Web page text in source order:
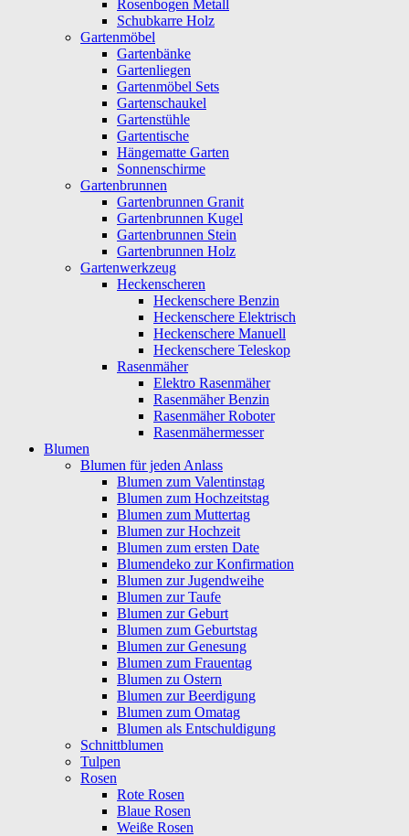
Rosenbogen Metall
Schubkarre Holz
Gartenmöbel
Gartenbänke
Gartenliegen
Gartenmöbel Sets
Gartenschaukel
Gartenstühle
Gartentische
Hängematte Garten
Sonnenschirme
Gartenbrunnen
Gartenbrunnen Granit
Gartenbrunnen Kugel
Gartenbrunnen Stein
Gartenbrunnen Holz
Gartenwerkzeug
Heckenscheren
Heckenschere Benzin
Heckenschere Elektrisch
Heckenschere Manuell
Heckenschere Teleskop
Rasenmäher
Elektro Rasenmäher
Rasenmäher Benzin
Rasenmäher Roboter
Rasenmähermesser
Blumen
Blumen für jeden Anlass
Blumen zum Valentinstag
Blumen zum Hochzeitstag
Blumen zum Muttertag
Blumen zur Hochzeit
Blumen zum ersten Date
Blumendeko zur Konfirmation
Blumen zur Jugendweihe
Blumen zur Taufe
Blumen zur Geburt
Blumen zum Geburtstag
Blumen zur Genesung
Blumen zum Frauentag
Blumen zu Ostern
Blumen zur Beerdigung
Blumen zum Omatag
Blumen als Entschuldigung
Schnittblumen
Tulpen
Rosen
Rote Rosen
Blaue Rosen
Weiße Rosen